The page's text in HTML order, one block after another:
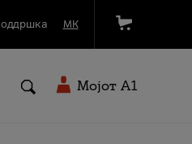
МК
Мојот A1